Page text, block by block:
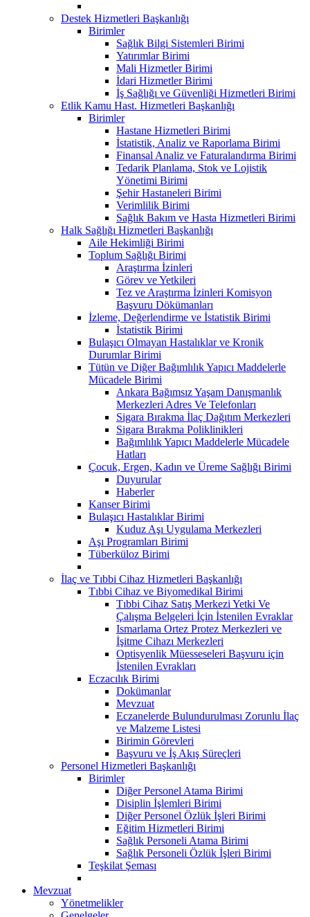
Destek Hizmetleri Başkanlığı
Birimler
Sağlık Bilgi Sistemleri Birimi
Yatırımlar Birimi
Mali Hizmetler Birimi
İdari Hizmetler Birimi
İş Sağlığı ve Güvenliği Hizmetleri Birimi
Etlik Kamu Hast. Hizmetleri Başkanlığı
Birimler
Hastane Hizmetleri Birimi
İstatistik, Analiz ve Raporlama Birimi
Finansal Analiz ve Faturalandırma Birimi
Tedarik Planlama, Stok ve Lojistik
Yönetimi Birimi
Şehir Hastaneleri Birimi
Verimlilik Birimi
Sağlık Bakım ve Hasta Hizmetleri Birimi
Halk Sağlığı Hizmetleri Başkanlığı
Aile Hekimliği Birimi
Toplum Sağlığı Birimi
Araştırma İzinleri
Görev ve Yetkileri
Tez ve Araştırma İzinleri Komisyon
Başvuru Dökümanları
İzleme, Değerlendirme ve İstatistik Birimi
İstatistik Birimi
Bulaşıcı Olmayan Hastalıklar ve Kronik
Durumlar Birimi
Tütün ve Diğer Bağımlılık Yapıcı Maddelerle
Mücadele Birimi
Ankara Bağımsız Yaşam Danışmanlık
Merkezleri Adres Ve Telefonları
Sigara Bırakma İlaç Dağıtım Merkezleri
Sigara Bırakma Poliklinikleri
Bağımlılık Yapıcı Maddelerle Mücadele
Hatları
Çocuk, Ergen, Kadın ve Üreme Sağlığı Birimi
Duyurular
Haberler
Kanser Birimi
Bulaşıcı Hastalıklar Birimi
Kuduz Aşı Uygulama Merkezleri
Aşı Programları Birimi
Tüberküloz Birimi
İlaç ve Tıbbi Cihaz Hizmetleri Başkanlığı
Tıbbi Cihaz ve Biyomedikal Birimi
Tıbbi Cihaz Satış Merkezi Yetki Ve
Çalışma Belgeleri İçin İstenilen Evraklar
Ismarlama Ortez Protez Merkezleri ve
İşitme Cihazı Merkezleri
Optisyenlik Müesseseleri Başvuru için
İstenilen Evrakları
Eczacılık Birimi
Dokümanlar
Mevzuat
Eczanelerde Bulundurulması Zorunlu İlaç
ve Malzeme Listesi
Birimin Görevleri
Başvuru ve İş Akış Süreçleri
Personel Hizmetleri Başkanlığı
Birimler
Diğer Personel Atama Birimi
Disiplin İşlemleri Birimi
Diğer Personel Özlük İşleri Birimi
Eğitim Hizmetleri Birimi
Sağlık Personeli Atama Birimi
Sağlık Personeli Özlük İşleri Birimi
Teşkilat Şeması
Mevzuat
Yönetmelikler